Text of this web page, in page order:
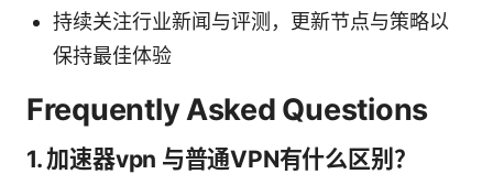
持续关注行业新闻与评测，更新节点与策略以
保持最佳体验
Frequently Asked Questions
1. 加速器vpn 与普通VPN有什么区别？